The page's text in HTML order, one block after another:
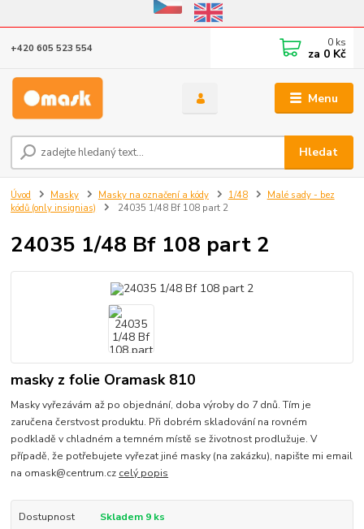
Eshop v provozu do 31.10.2026
Menu
Hledat
+420 605 523 554 0 ks
za 0 Kč
Úvod Masky Masky na označení a kódy 1/48
Malé sady - bez
kódů (only insignias)
24035 1/48 Bf 108 part 2
24035 1/48 Bf 108 part 2
masky z folie Oramask 810
Masky vyřezávám až po objednání, doba výroby do 7 dnů. Tím je
zaručena čerstvost produktu. Při dobrém skladování na rovném
podkladě v chladném a temném místě se životnost prodlužuje. V
případě, že potřebujete vyřezat jiné masky (na zakázku), napište mi email
na omask@centrum.cz celý popis
Dostupnost Skladem 9 ks